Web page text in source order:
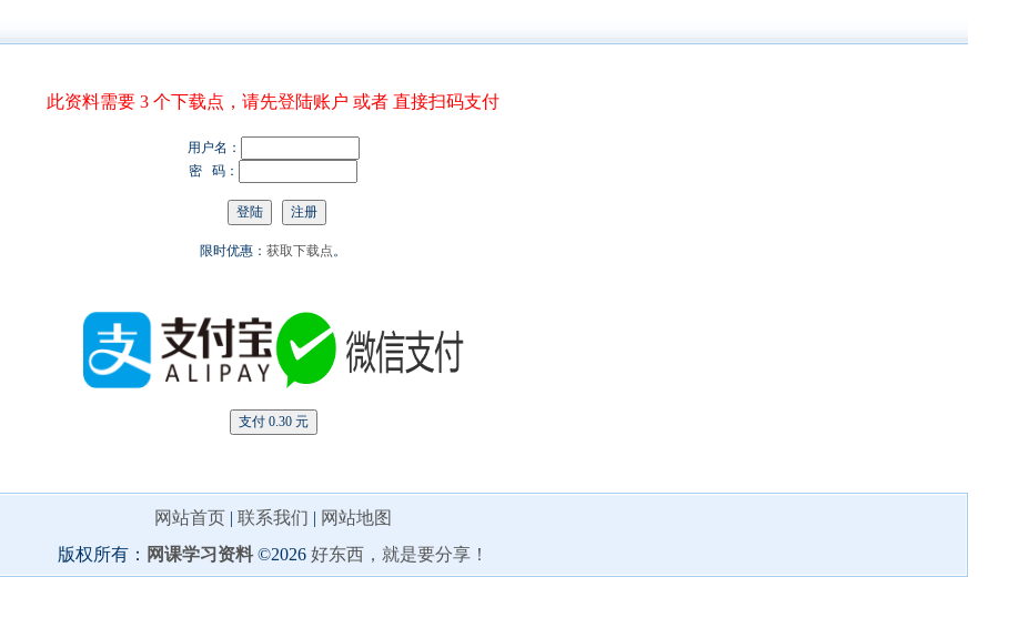
此资料需要 3 个下载点，请先登陆账户 或者 直接扫码支付
用户名：
密 码：
限时优惠： 获取下载点。
网站首页 | 联系我们 | 网站地图
版权所有： 网课学习资料©2026 好东西，就是要分享！